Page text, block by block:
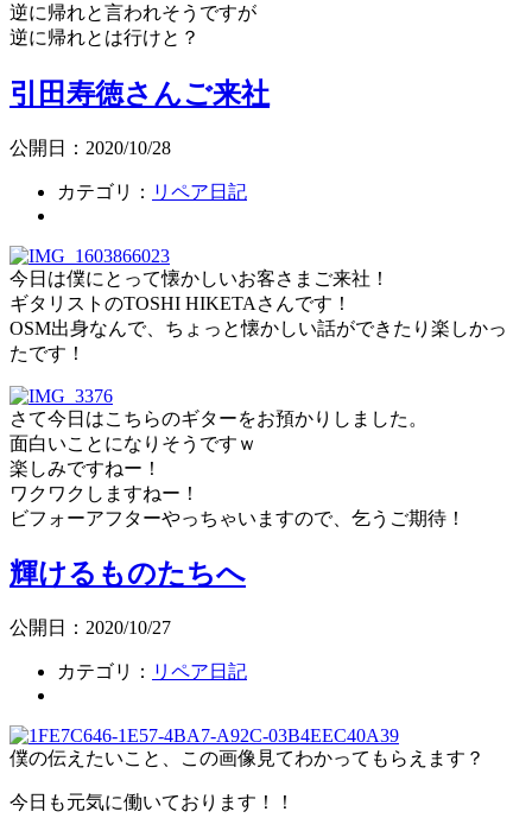
逆に帰れと言われそうですが
逆に帰れとは行けと？
引田寿徳さんご来社
公開日：2020/10/28
カテゴリ： リペア日記
今日は僕にとって懐かしいお客さまご来社！
ギタリストのTOSHI HIKETAさんです！
OSM出身なんで、ちょっと懐かしい話ができたり楽しかっ
たです！
さて今日はこちらのギターをお預かりしました。
面白いことになりそうですｗ
楽しみですねー！
ワクワクしますねー！
ビフォーアフターやっちゃいますので、乞うご期待！
輝けるものたちへ
公開日：2020/10/27
カテゴリ： リペア日記
僕の伝えたいこと、この画像見てわかってもらえます？
今日も元気に働いております！！